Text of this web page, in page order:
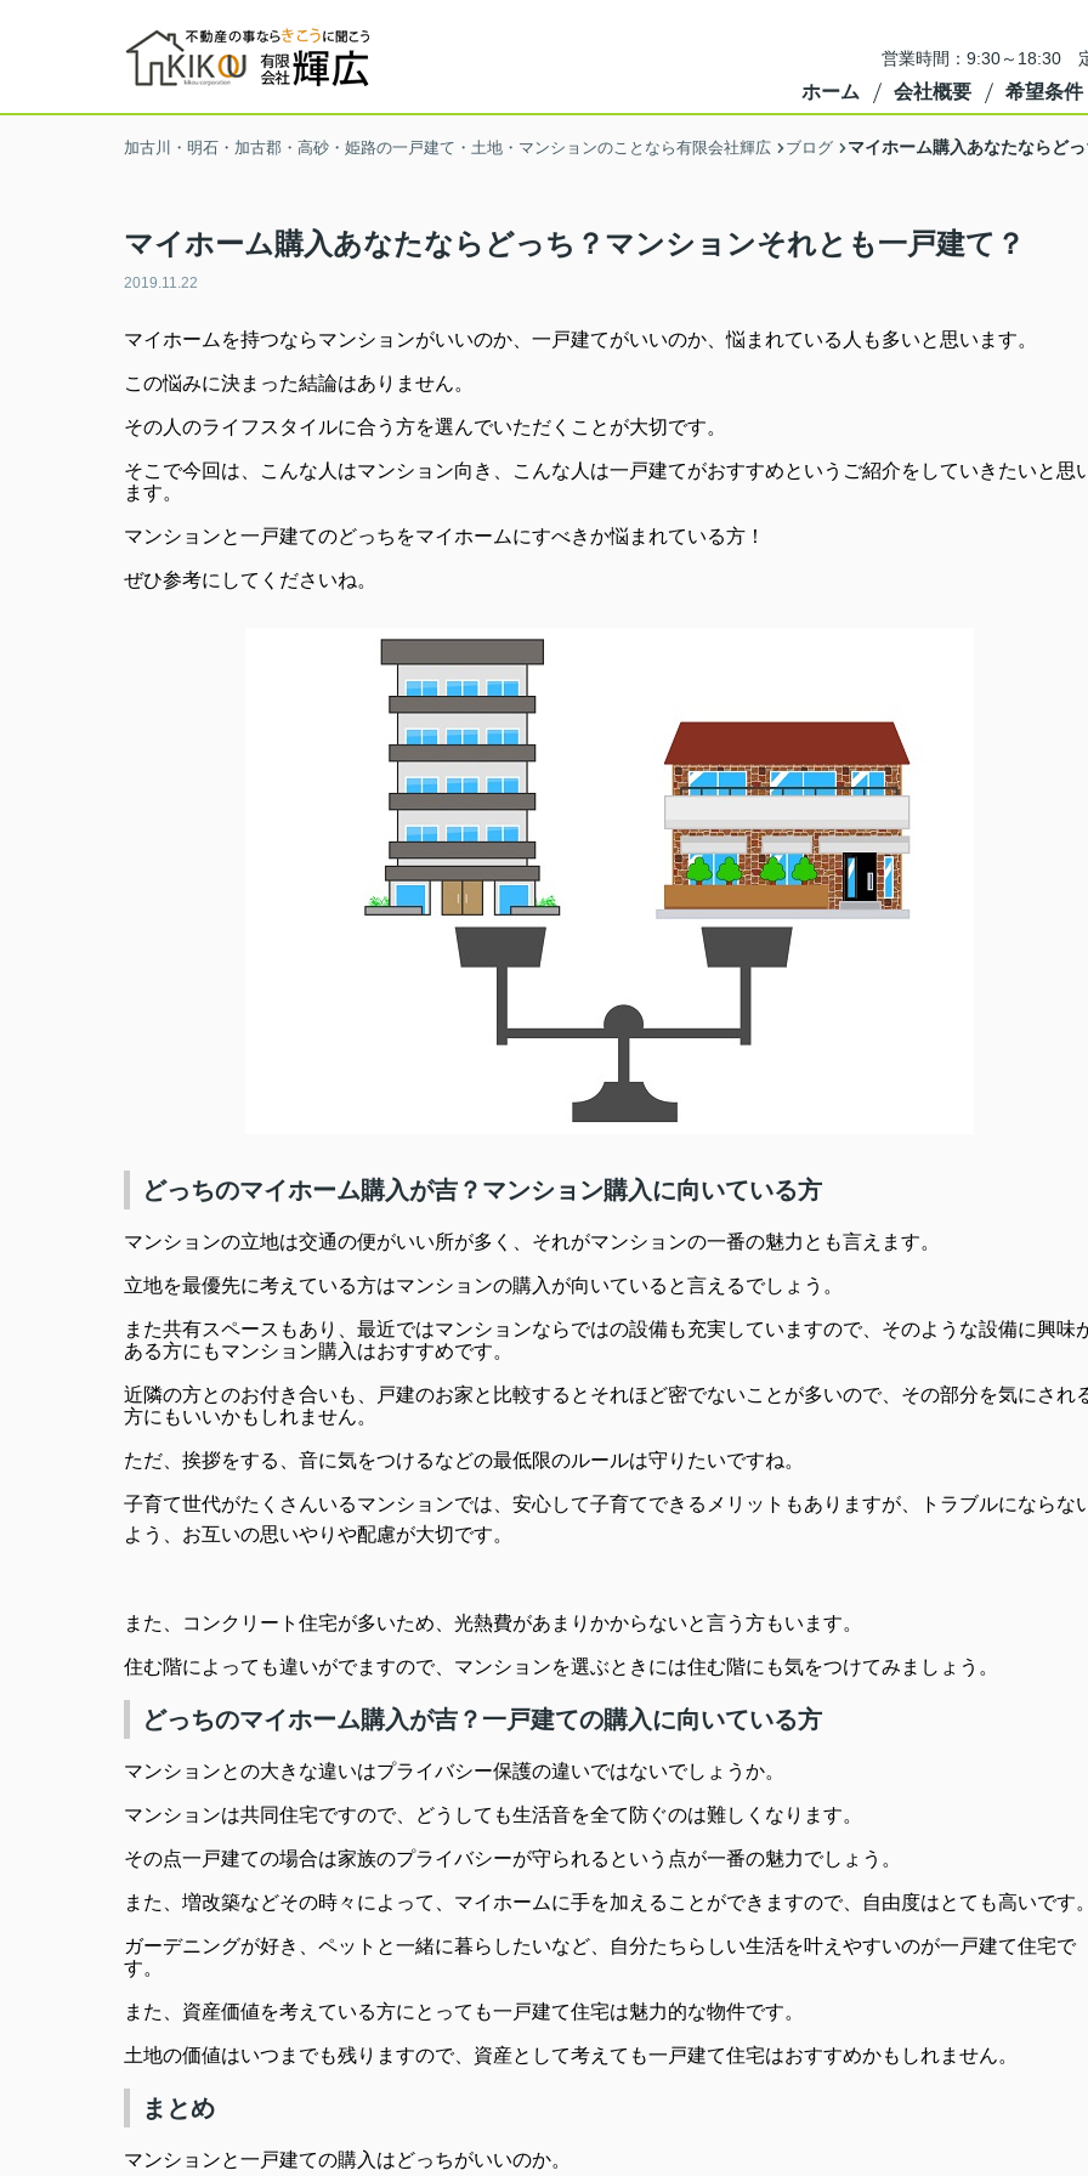
営業時間：9:30～18:30
ホーム 会社概要 希望条件
加古川・明石・加古郡・高砂・姫路の一戸建て・土地・マンションのことなら有限会社輝広 ブログ マイホーム購入あなたならど
マイホーム購入あなたならどっち？マンションそれとも一戸建て？
2019.11.22
マイホームを持つならマンションがいいのか、一戸建てがいいのか、悩まれている人も多いと思います。
この悩みに決まった結論はありません。
その人のライフスタイルに合う方を選んでいただくことが大切です。
そこで今回は、こんな人はマンション向き、こんな人は一戸建てがおすすめというご紹介をしていきたいと思
ます。
マンションと一戸建てのどっちをマイホームにすべきか悩まれている方！
ぜひ参考にしてくださいね。
どっちのマイホーム購入が吉？マンション購入に向いている方
マンションの立地は交通の便がいい所が多く、それがマンションの一番の魅力とも言えます。
立地を最優先に考えている方はマンションの購入が向いていると言えるでしょう。
また共有スペースもあり、最近ではマンションならではの設備も充実していますので、そのような設備に興味
ある方にもマンション購入はおすすめです。
近隣の方とのお付き合いも、戸建のお家と比較するとそれほど密でないことが多いので、その部分を気にされ
方にもいいかもしれません。
ただ、挨拶をする、音に気をつけるなどの最低限のルールは守りたいですね。
子育て世代がたくさんいるマンションでは、安心して子育てできるメリットもありますが、トラブルにならな
よう、お互いの思いやりや配慮が大切です。
また、コンクリート住宅が多いため、光熱費があまりかからないと言う方もいます。
住む階によっても違いがでますので、マンションを選ぶときには住む階にも気をつけてみましょう。
どっちのマイホーム購入が吉？一戸建ての購入に向いている方
マンションとの大きな違いはプライバシー保護の違いではないでしょうか。
マンションは共同住宅ですので、どうしても生活音を全て防ぐのは難しくなります。
その点一戸建ての場合は家族のプライバシーが守られるという点が一番の魅力でしょう。
また、増改築などその時々によって、マイホームに手を加えることができますので、自由度はとても高いです。
ガーデニングが好き、ペットと一緒に暮らしたいなど、自分たちらしい生活を叶えやすいのが一戸建て住宅で
す。
また、資産価値を考えている方にとっても一戸建て住宅は魅力的な物件です。
土地の価値はいつまでも残りますので、資産として考えても一戸建て住宅はおすすめかもしれません。
まとめ
マンションと一戸建ての購入はどっちがいいのか。